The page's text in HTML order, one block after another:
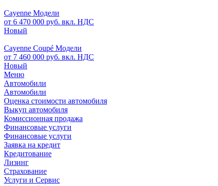
Cayenne Модели
от 6 470 000 руб. вкл. НДС
Новый
Cayenne Coupé Модели
от 7 460 000 руб. вкл. НДС
Новый
Меню
Автомобили
Автомобили
Оценка стоимости автомобиля
Выкуп автомобиля
Комиссионная продажа
Финансовые услуги
Финансовые услуги
Заявка на кредит
Кредитование
Лизинг
Страхование
Услуги и Сервис